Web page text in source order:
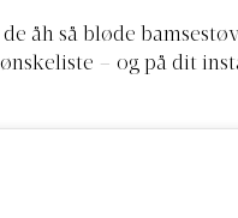
åh så bløde
– og på dit